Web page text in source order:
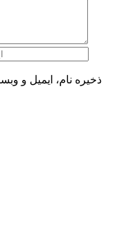
ذخیره نام، ایمیل و